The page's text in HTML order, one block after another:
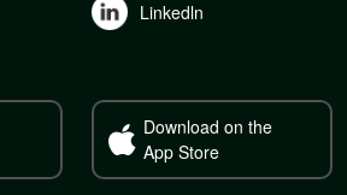
Linkedln
Download on the
App Store